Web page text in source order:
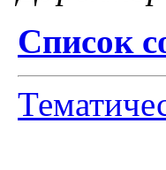
Список